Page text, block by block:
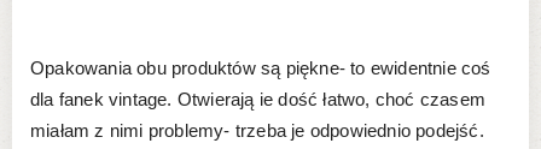
Opakowania obu produktów są piękne- to ewidentnie coś
dla fanek vintage. Otwierają ie dość łatwo, choć czasem
miałam z nimi problemy- trzeba je odpowiednio podejść.